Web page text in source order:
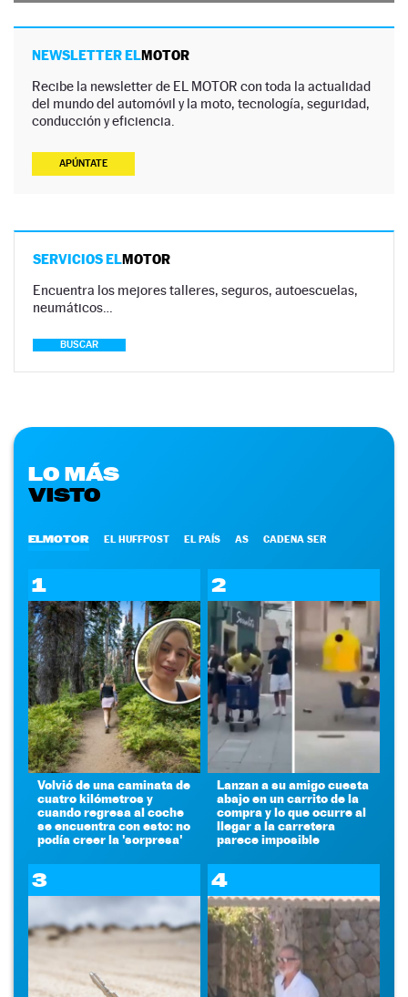
NEWSLETTER ELMOTOR
Recibe la newsletter de EL MOTOR con toda la actualidad
del mundo del automóvil y la moto, tecnología, seguridad,
conducción y eficiencia.
APÚNTATE
SERVICIOS ELMOTOR
Encuentra los mejores talleres, seguros, autoescuelas,
neumáticos…
BUSCAR
LO MÁS
VISTO
ELMOTOR EL HUFFPOST EL PAÍS AS CADENA SER
1
Volvió de una caminata de
cuatro kilómetros y
cuando regresa al coche
se encuentra con esto: no
podía creer la 'sorpresa'
2
Lanzan a su amigo cuesta
abajo en un carrito de la
compra y lo que ocurre al
llegar a la carretera
parece imposible
3 4